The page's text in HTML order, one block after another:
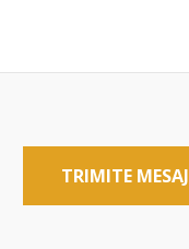
TRIMITE MESAJ